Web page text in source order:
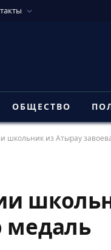
ОБЩЕСТВО
школьник из Атырау
медаль